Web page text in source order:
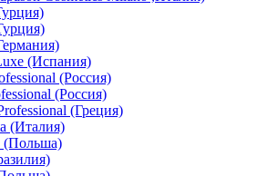
(Испания)
(Россия)
(Россия)
(Греция)
(Италия)
(Польша)